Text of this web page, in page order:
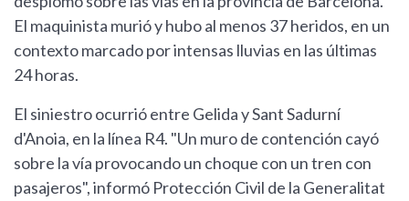
El maquinista murió y hubo al menos 37 heridos, en un
contexto marcado por intensas lluvias en las últimas
24 horas.
El siniestro ocurrió entre Gelida y Sant Sadurní
d'Anoia, en la línea R4. "Un muro de contención cayó
sobre la vía provocando un choque con un tren con
pasajeros", informó Protección Civil de la Generalitat